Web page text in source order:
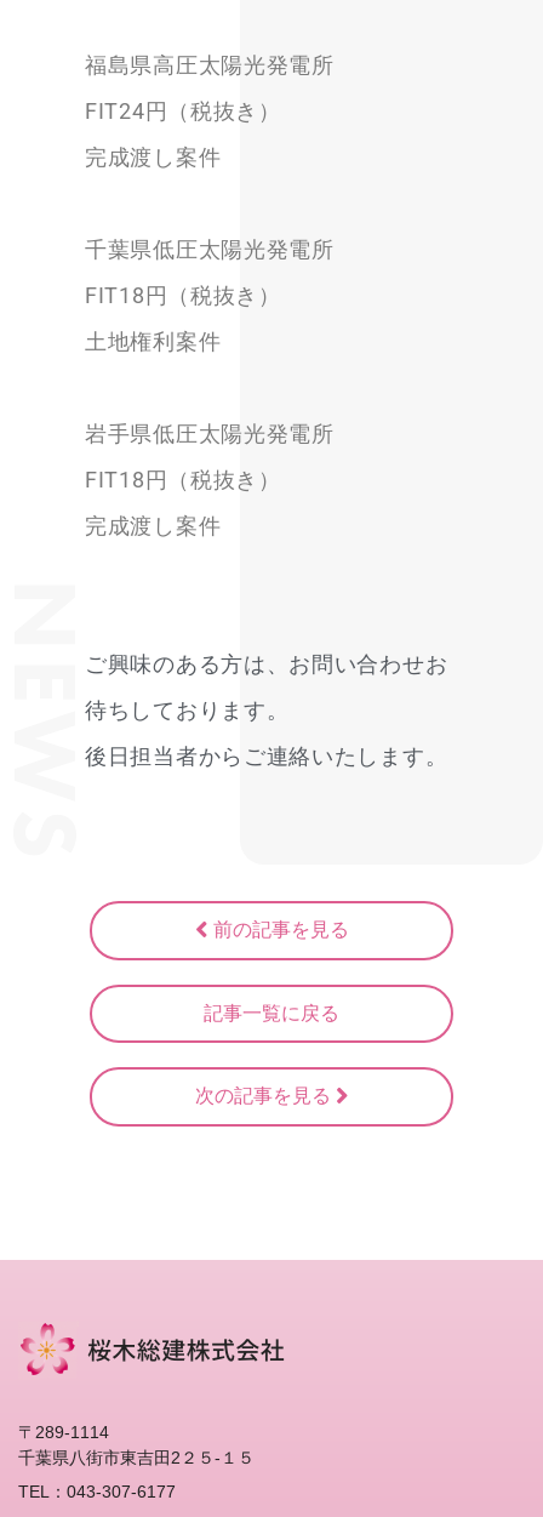
福島県高圧太陽光発電所
FIT24円（税抜き）
完成渡し案件
千葉県低圧太陽光発電所
FIT18円（税抜き）
土地権利案件
岩手県低圧太陽光発電所
FIT18円（税抜き）
完成渡し案件
ご興味のある方は、お問い合わせお
待ちしております。
後日担当者からご連絡いたします。
前の記事を見る
記事一覧に戻る
次の記事を見る
〒289-1114
千葉県八街市東吉田2２５-１５
TEL：043-307-6177